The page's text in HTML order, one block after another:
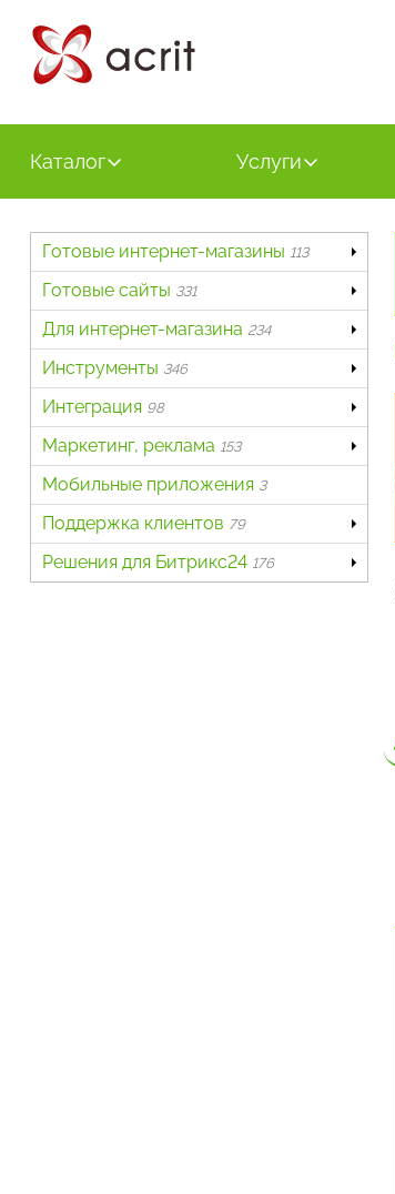
Каталог Услуги
Готовые интернет-магазины 113
Готовые сайты 331
Для интернет-магазина 234
Инструменты 346
Интеграция 98
Маркетинг, реклама 153
Мобильные приложения 3
Поддержка клиентов 79
Решения для Битрикс24 176